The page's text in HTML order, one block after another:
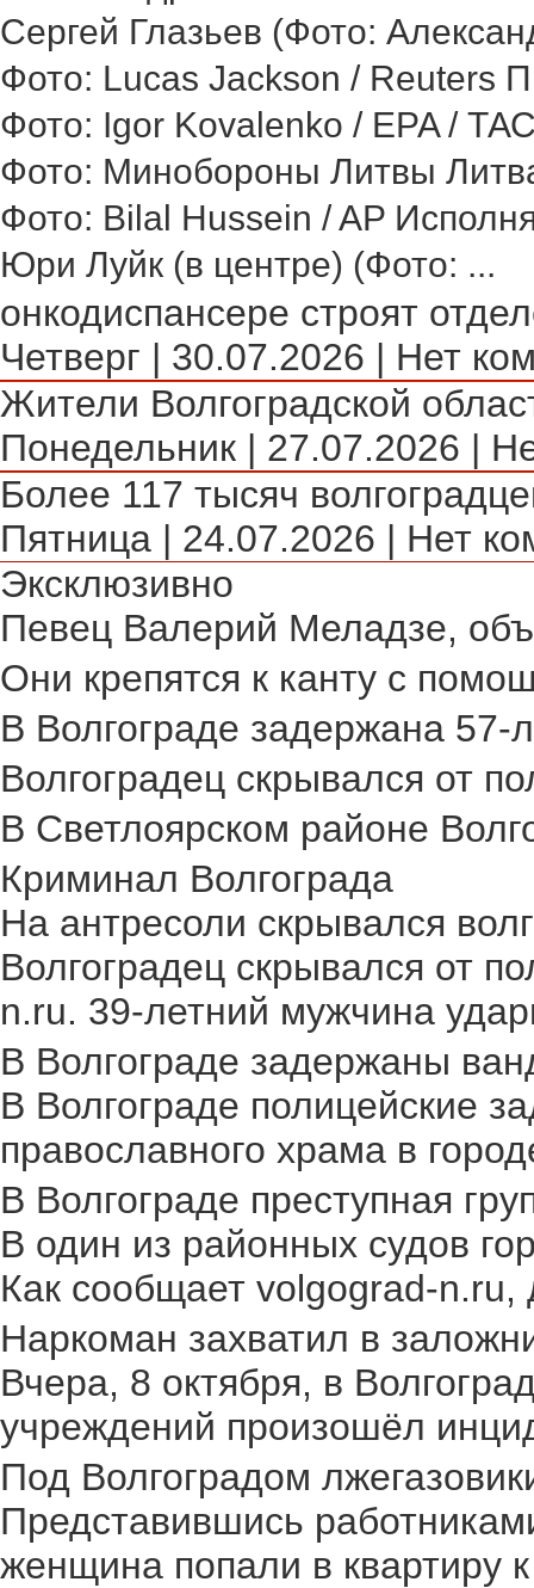
Сергей Глазьев (Фото:
Фото: Lucas Jackson / Reuters
Фото: Igor Kovalenko / EPA /
Фото: Минобороны Литвы
Фото: Bilal Hussein / AP
Юри Луйк (в центре) (Фото: ...
онкодиспансере строят
Четверг | 30.07.2026 | Нет
Жители Волгоградской
Понедельник | 27.07.2026 |
Более 117 тысяч
Пятница | 24.07.2026 | Нет
Эксклюзивно
Певец Валерий Меладзе,
Они крепятся к канту с
В Волгограде задержана 57-
Волгоградец скрывался от
В Светлоярском районе
Криминал Волгограда
На антресоли скрывался
Волгоградец скрывался от
n.ru. 39-летний мужчина
В Волгограде задержаны
В Волгограде полицейские
православного храма в
В Волгограде преступная
В один из районных судов
Как сообщает volgograd-
Наркоман захватил в
Вчера, 8 октября, в
учреждений произошёл
Под Волгоградом
Представившись
женщина попали в квартиру